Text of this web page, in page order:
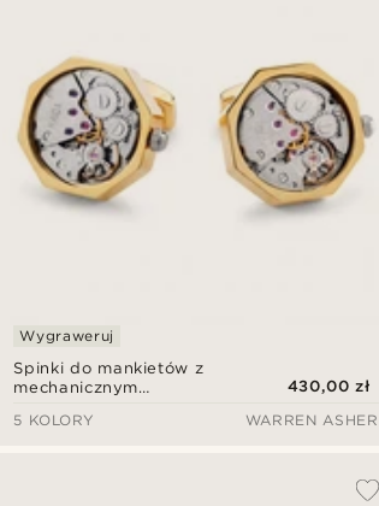
Spinki do mankietów z
mechanicznym
koperta ze srebrną tarczą
Wygraweruj
430,00 zł
5 KOLORY
WARREN ASHER